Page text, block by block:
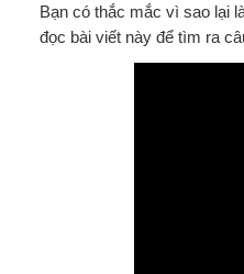
Bạn có thắc mắc vì sao lại
đọc bài viết này để tìm ra